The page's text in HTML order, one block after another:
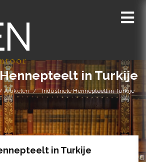
in Turkije
Artikelen Industriële Hennepteelt in Turkije
in Turkije